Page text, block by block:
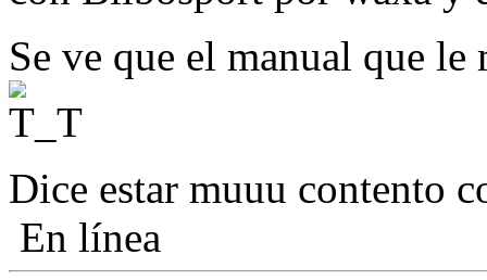
Se ve que el manual que
Dice estar muuu contento
En línea